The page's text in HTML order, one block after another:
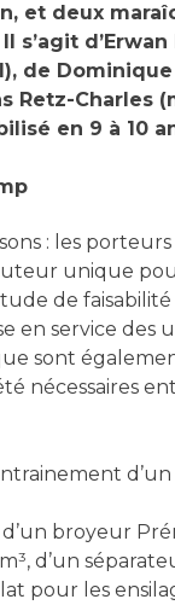
et deux
s’agit
Dominique
Retz-Charles
en 9 à 10
: les
unique
de
en service des
sont
nécessaires
broyeur
d’un
pour les